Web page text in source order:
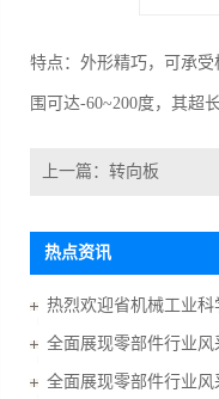
特点：外形精巧，可承受
围可达-60~200度，其超
上一篇： 转向板
热点资讯
全面展现零部件行业
全面展现零部件行业